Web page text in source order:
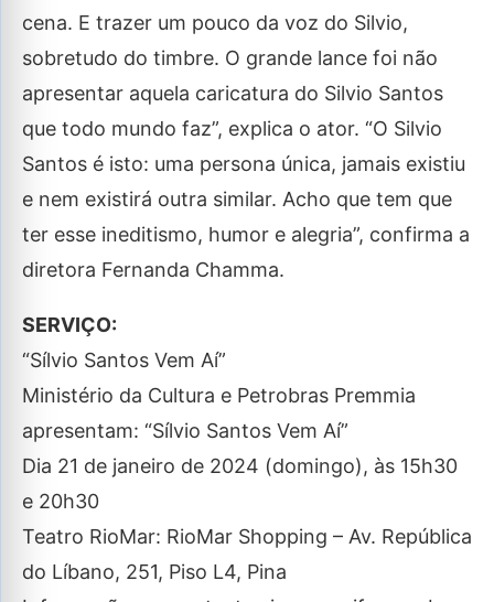
cena. E trazer um pouco da voz do Silvio,
sobretudo do timbre. O grande lance foi não
apresentar aquela caricatura do Silvio Santos
que todo mundo faz”, explica o ator. “O Silvio
Santos é isto: uma persona única, jamais existiu
e nem existirá outra similar. Acho que tem que
ter esse ineditismo, humor e alegria”, confirma a
diretora Fernanda Chamma.
SERVIÇO:
“Sílvio Santos Vem Aí”
Ministério da Cultura e Petrobras Premmia
apresentam: “Sílvio Santos Vem Aí”
Dia 21 de janeiro de 2024 (domingo), às 15h30
e 20h30
Teatro RioMar: RioMar Shopping – Av. República
do Líbano, 251, Piso L4, Pina